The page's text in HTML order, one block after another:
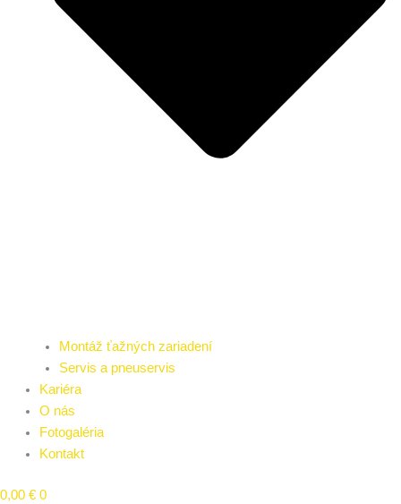
Montáž ťažných zariadení
Servis a pneuservis
Kariéra
O nás
Fotogaléria
Kontakt
0,00 € 0